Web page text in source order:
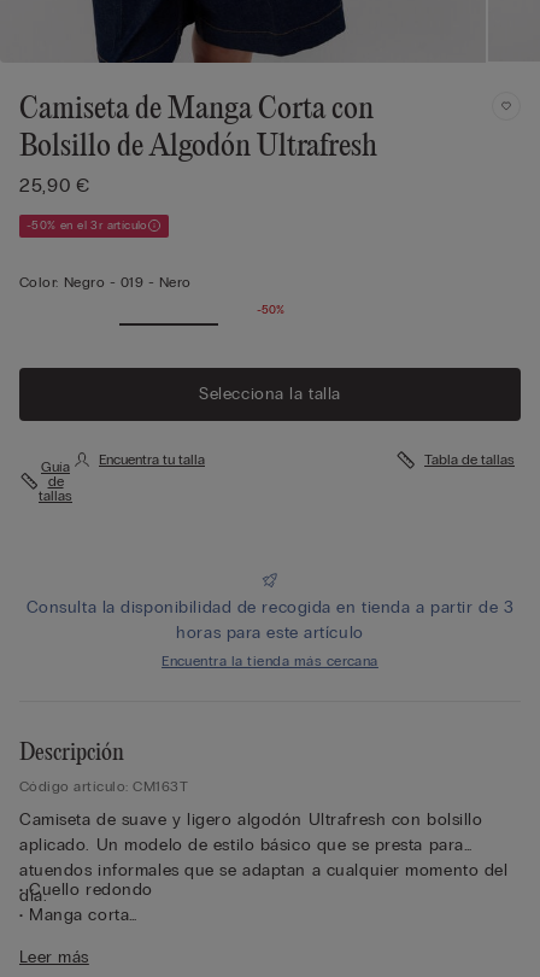
Camiseta de Manga Corta con
Bolsillo de Algodón Ultrafresh
25,90 €
-50% en el 3r artículo
Color: Negro - 019 - Nero
-50%
Selecciona la talla
Guía
de
tallas
Encuentra tu talla Tabla de tallas
Consulta la disponibilidad de recogida en tienda a partir de 3
horas para este artículo
Encuentra la tienda más cercana
Descripción
Código artículo: CM163T
Camiseta de suave y ligero algodón Ultrafresh con bolsillo
aplicado. Un modelo de estilo básico que se presta para
atuendos informales que se adaptan a cualquier momento del
día.
• Cuello redondo
• Manga corta
• Corte recto
Leer más